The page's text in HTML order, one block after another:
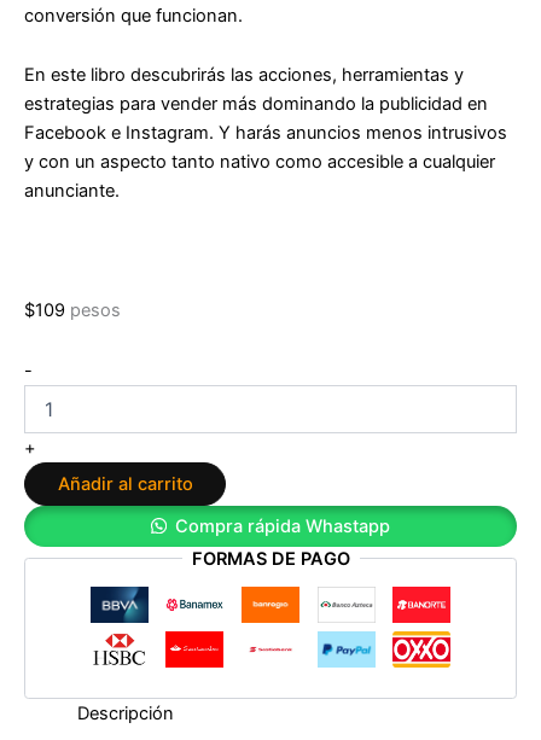
conversión que funcionan.
En este libro descubrirás las acciones, herramientas y
estrategias para vender más dominando la publicidad en
Facebook e Instagram. Y harás anuncios menos intrusivos
y con un aspecto tanto nativo como accesible a cualquier
anunciante.
$109 pesos
-
en
Facebook
e
Instagram:
Curso
práctico
crear
anuncios
Ivars
+
Añadir al carrito
Compra rápida Whastapp
FORMAS DE PAGO
Descripción